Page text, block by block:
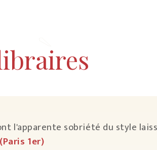
l'apparente sobriété du style
1er)